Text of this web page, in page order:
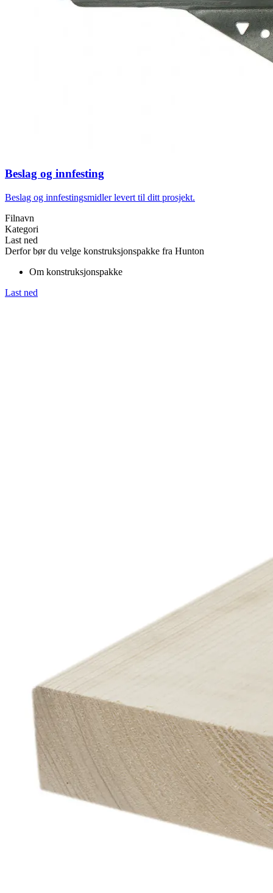
Beslag og innfesting
Beslag og innfestingsmidler levert til ditt prosjekt.
Filnavn
Kategori
Last ned
Derfor bør du velge konstruksjonspakke fra Hunton
Om konstruksjonspakke
Last ned